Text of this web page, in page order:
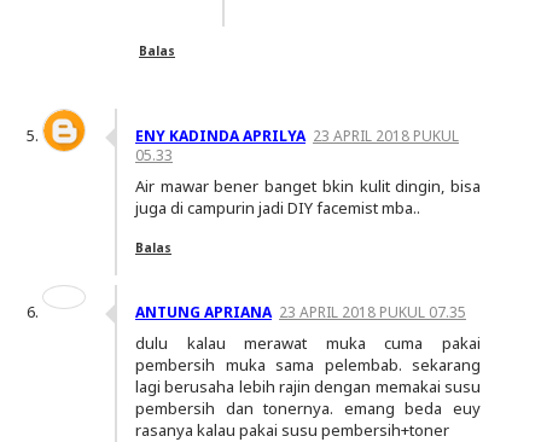
Balas
ENY KADINDA APRILYA 23 APRIL 2018 PUKUL
05.33
Air mawar bener banget bkin kulit dingin, bisa
juga di campurin jadi DIY facemist mba..
Balas
ANTUNG APRIANA 23 APRIL 2018 PUKUL 07.35
dulu kalau merawat muka cuma pakai
pembersih muka sama pelembab. sekarang
lagi berusaha lebih rajin dengan memakai susu
pembersih dan tonernya. emang beda euy
rasanya kalau pakai susu pembersih+toner